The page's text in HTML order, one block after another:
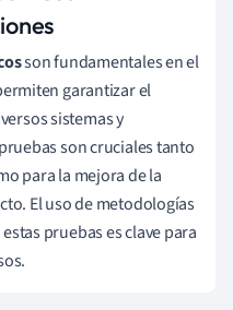
son fundamentales en el
garantizar el
sistemas y
son cruciales tanto
para la mejora de la
El uso de metodologías
pruebas es clave para